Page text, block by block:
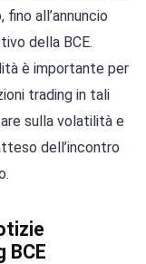
all’annuncio
della BCE.
è importante per
trading in tali
sulla volatilità e
dell’incontro
BCE